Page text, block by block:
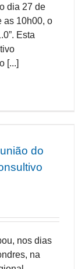
dia 27 de
as 10h00, o
Esta
[...]
do
nos dias
na